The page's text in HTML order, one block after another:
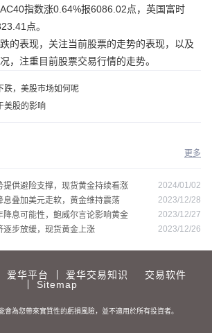
指数涨0.64%报6086.02点，英国富时
点。
表现，关注当前股票的走势的表现，以及
，注重目前股票交易行情的走势。
跌，美股市场如何呢
美股的影响
更多
供避险支撑，现货黄金持续看涨
2024/01/02
叠加美元走软，黄金维持震荡
2023/12/28
息可能性，鲍威尔言论影响黄金
2023/12/27
步放缓，现货黄金上涨
2023/12/26
爱华平台 爱华交易知识
交易软件
Sitemap
會為您帶來實質性的虧損風險，並不適用於所有投資者。